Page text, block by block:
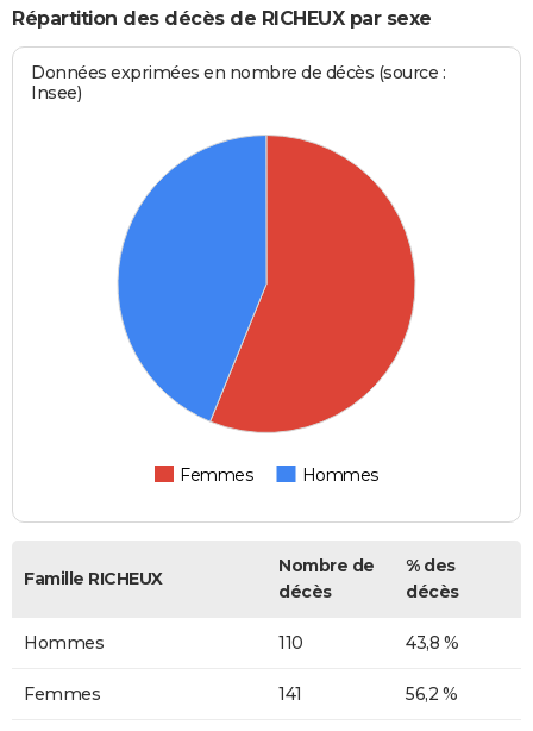
Répartition des décès de RICHEUX par sexe
Données exprimées en nombre de décès (source :
Insee)
Femmes Hommes
Famille RICHEUX
Nombre de
décès
% des
décès
Hommes 110 43,8 %
Femmes 141 56,2 %